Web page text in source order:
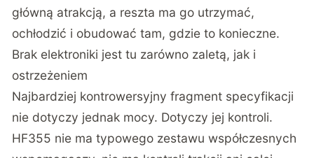
główną atrakcją, a reszta ma go utrzymać,
ochłodzić i obudować tam, gdzie to konieczne.
Brak elektroniki jest tu zarówno zaletą, jak i
ostrzeżeniem
Najbardziej kontrowersyjny fragment specyfikacji
nie dotyczy jednak mocy. Dotyczy jej kontroli.
HF355 nie ma typowego zestawu współczesnych